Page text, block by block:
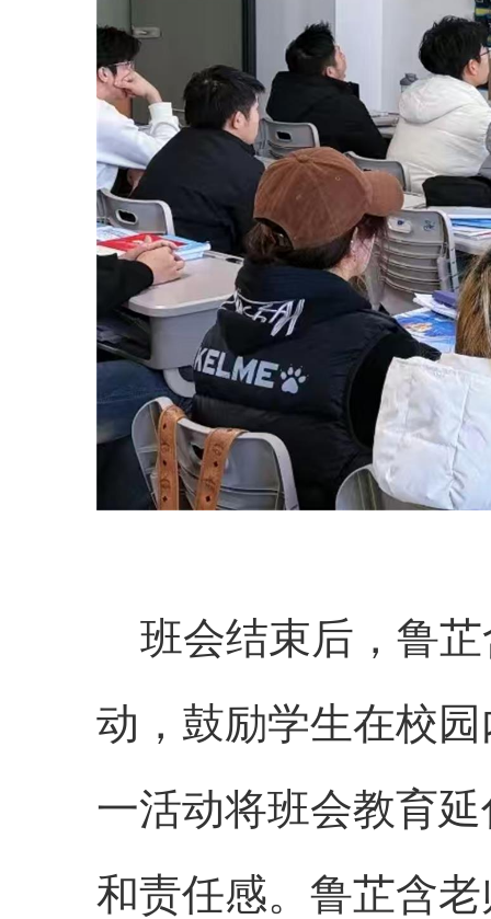
班会结束后，鲁芷
动，鼓励学生在校
一活动将班会教育
和责任感。鲁芷含